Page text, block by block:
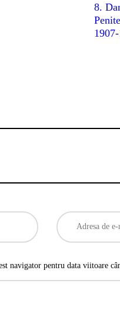
8.
navigator pentru data viitoare